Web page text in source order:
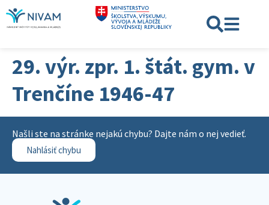
29. výr. zpr. 1. štát. gym. v
Trenčíne 1946-47
Našli ste na stránke nejakú chybu? Dajte nám o nej vedieť.
Nahlásiť chybu